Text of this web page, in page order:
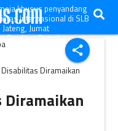
share
khusus penyandang
Internasional di SLB
Jumat
Pradana Putra)
Diramaikan